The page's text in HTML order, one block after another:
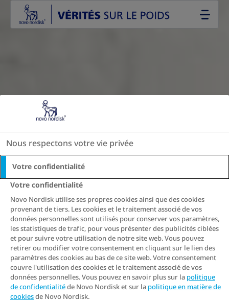
Go to the page content
Nous respectons votre vie privée
Votre confidentialité
Votre confidentialité
Novo Nordisk utilise ses propres cookies ainsi que des cookies
provenant de tiers. Les cookies et le traitement associé de vos
données personnelles sont utilisés pour conserver vos paramètres,
les statistiques de trafic, pour vous présenter des publicités ciblées
et pour suivre votre utilisation de notre site web. Vous pouvez
retirer ou modifier votre consentement en cliquant sur le lien des
paramètres des cookies au bas de ce site web. Votre consentement
couvre l'utilisation des cookies et le traitement associé de vos
données personnelles. Vous pouvez en savoir plus sur la politique
de confidentialitéde Novo Nordisk et sur la politique en matière de
cookiesde Novo Nordisk.